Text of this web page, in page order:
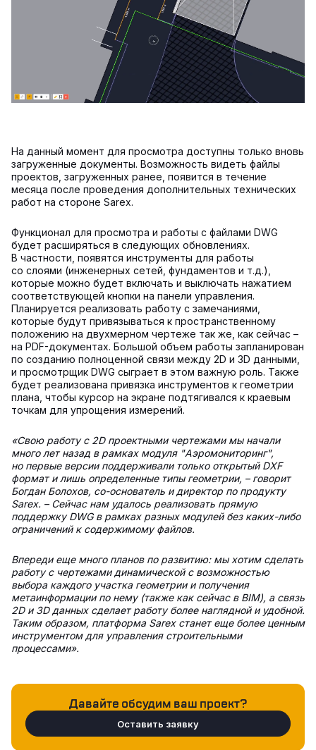
На данный момент для просмотра доступны только вновь
загруженные документы. Возможность видеть файлы
проектов, загруженных ранее, появится в течение
месяца после проведения дополнительных технических
работ на стороне Sarex.
Функционал для просмотра и работы с файлами DWG
будет расширяться в следующих обновлениях.
В частности, появятся инструменты для работы
со слоями (инженерных сетей, фундаментов и т.д.),
которые можно будет включать и выключать нажатием
соответствующей кнопки на панели управления.
Планируется реализовать работу с замечаниями,
которые будут привязываться к пространственному
положению на двухмерном чертеже так же, как сейчас –
на PDF-документах. Большой объем работы запланирован
по созданию полноценной связи между 2D и 3D данными,
и просмотрщик DWG сыграет в этом важную роль. Также
будет реализована привязка инструментов к геометрии
плана, чтобы курсор на экране подтягивался к краевым
точкам для упрощения измерений.
«Свою работу с 2D проектными чертежами мы начали
много лет назад в рамках модуля "Аэромониторинг",
но первые версии поддерживали только открытый DXF
формат и лишь определенные типы геометрии, – говорит
Богдан Болохов, со-основатель и директор по продукту
Sarex. – Сейчас нам удалось реализовать прямую
поддержку DWG в рамках разных модулей без каких-либо
ограничений к содержимому файлов.
Впереди еще много планов по развитию: мы хотим сделать
работу с чертежами динамической с возможностью
выбора каждого участка геометрии и получения
метаинформации по нему (также как сейчас в BIM), а связь
2D и 3D данных сделает работу более наглядной и удобной.
Таким образом, платформа Sarex станет еще более ценным
инструментом для управления строительными
процессами».
Давайте обсудим ваш проект?
Оставить заявку